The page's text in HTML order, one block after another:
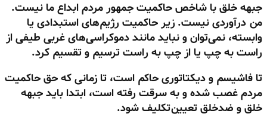
جبهه خلق با شاخص حاکمیت جمهور مردم ابداع ما نیست.
من درآوردی نیست. زیر حاکمیت رژیم‌های استبدادی یا
وابسته، نمی‌توان و نباید مانند دموکراسی‌های غربی طیفی از
راست به چپ یا از چپ به راست ترسیم و تقسیم کرد.
تا فاشیسم و دیکتاتوری حاکم است، تا زمانی که حق حاکمیت
مردم غصب شده و به سرقت رفته است، ابتدا باید جبهه
خلق و ضدخلق تعیین‌تکلیف شود.